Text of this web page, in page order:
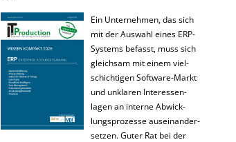
Ein Unternehmen, das sich
mit der Auswahl eines ERP-
Systems befasst, muss sich
gleichsam mit einem viel-
schichtigen Software-Markt
und unklaren Interessen-
lagen an interne Abwick-
lungsprozesse auseinander-
setzen. Guter Rat bei der